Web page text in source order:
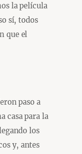
la película
sí, todos
que el
paso a
casa para la
los
y, antes